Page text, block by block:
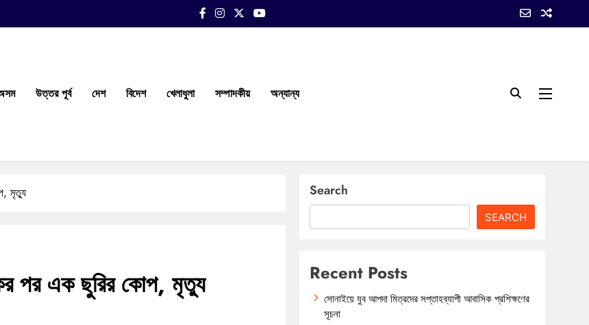
উত্তর পূর্ব দেশ বিদেশ খেলাধুলা সম্পাদকীয় অন্যান্য
মৃত্যু
পর এক ছুরির কোপ, মৃত্যু
Search
SEARCH
Recent Posts
সোনাইয়ে যুব আপদা মিত্রদের সপ্তাহব্যাপী আবাসিক প্রশিক্ষণের
সূচনা